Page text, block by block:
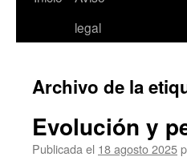
legal
Archivo de la
Evolución y
Publicada el 18 agosto 2025